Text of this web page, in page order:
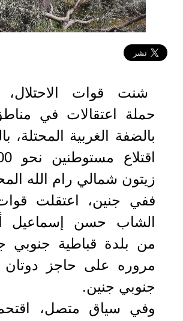
شنت قوات الاحتلال،
حملة اعتقالات في
بالضفة الغربية المحتلة،
زيتون شمالي رام الله
ففي جنين، اعتقلت قوات
الشاب حسن إسماعيل
من بلدة قباطية جنوبي
مروره على حاجز
جنوبي جنين.
وفي سياق متصل،